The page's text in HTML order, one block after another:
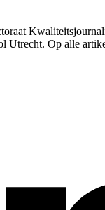
Utrecht. Op alle